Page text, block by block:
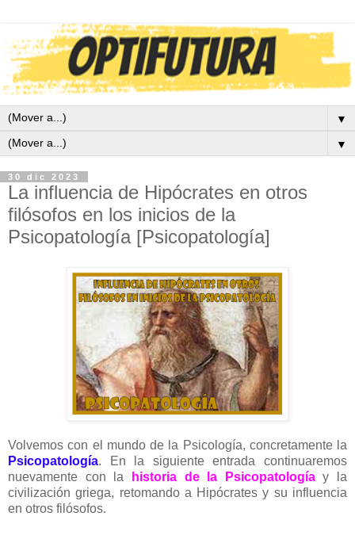
▼
▼
30 dic 2023
La influencia de Hipócrates en otros
filósofos en los inicios de la
Psicopatología [Psicopatología]
Volvemos con el mundo de la Psicología, concretamente la
Psicopatología. En la siguiente entrada continuaremos
nuevamente con la
historia de la Psicopatologíay la
civilización griega, retomando a Hipócrates y su influencia
en otros filósofos.